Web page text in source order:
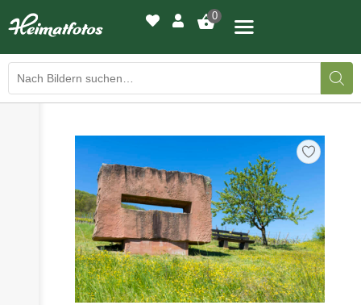
0
BILDERGALERIE
DRUCKQUALITÄTEN
LED-LEUCHTBILDER
WIR DRUCKEN IHR BILD
AUSSTELLUNGEN